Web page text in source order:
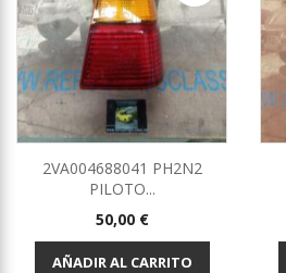
2VA004688041 PH2N2
PILOTO...
Precio
50,00 €
AÑADIR AL CARRITO